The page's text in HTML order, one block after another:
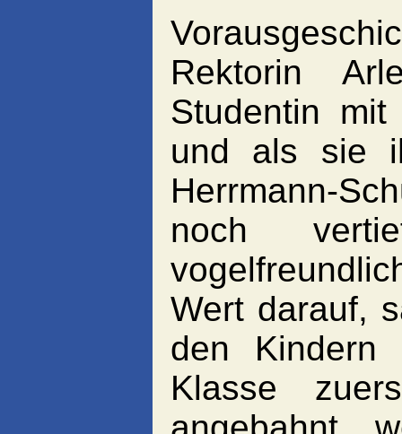
Rektorin
Studentin
und als sie
Herrmann-
noch
Wert darauf,
den
Klasse